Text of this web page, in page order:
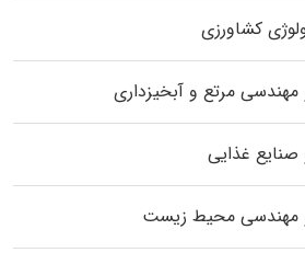
کشاورزی
مرتع و آبخیزداری
صنایع غذایی
مهندسی محیط زیست